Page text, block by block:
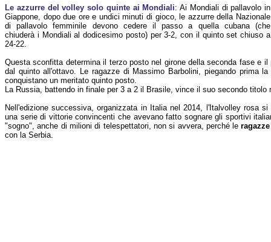
Le azzurre del volley solo quinte ai Mondiali: Ai Mondiali di pallavolo in
Giappone, dopo due ore e undici minuti di gioco, le azzurre della Nazionale
di pallavolo femminile devono cedere il passo a quella cubana (che
chiuderà i Mondiali al dodicesimo posto) per 3-2, con il quinto set chiuso a
24-22.
Questa sconfitta determina il terzo posto nel girone della seconda fase e
dal quinto all'ottavo. Le ragazze di Massimo Barbolini, piegando prima
conquistano un meritato quinto posto.
La Russia, battendo in finale per 3 a 2 il Brasile, vince il suo secondo titolo
Nell'edizione successiva, organizzata in Italia nel 2014, l'Italvolley rosa
una serie di vittorie convincenti che avevano fatto sognare gli sportivi
"sogno", anche di milioni di telespettatori, non si avvera, perché le
con la Serbia.